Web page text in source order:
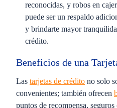
reconocidas, y robos en
puede ser un respaldo
y brindarte mayor
crédito.
Beneficios de una
Las tarjetas de crédito no solo
convenientes; también ofrecen
puntos de recompensa,